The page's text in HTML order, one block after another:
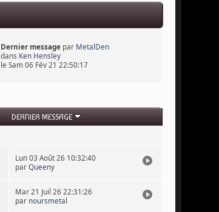
Dernier messagepar MetalDen
dans Ken Hensley
le Sam 06 Fév 21 22:50:17
DERNIER MESSAGE
Lun 03 Août 26 10:32:40
parQueeny
Mar 21 Juil 26 22:31:26
par noursmetal